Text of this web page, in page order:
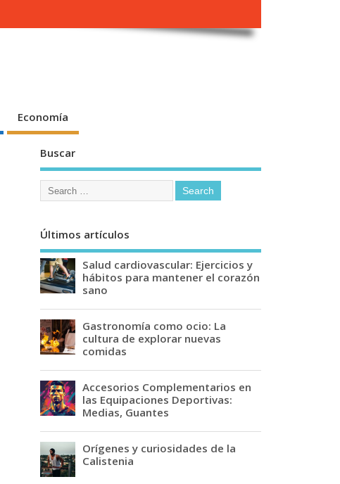
Economía
Buscar
Últimos artículos
Salud cardiovascular: Ejercicios y
hábitos para mantener el corazón
sano
Gastronomía como ocio: La
cultura de explorar nuevas
comidas
Accesorios Complementarios en
las Equipaciones Deportivas:
Medias, Guantes
Orígenes y curiosidades de la
Calistenia